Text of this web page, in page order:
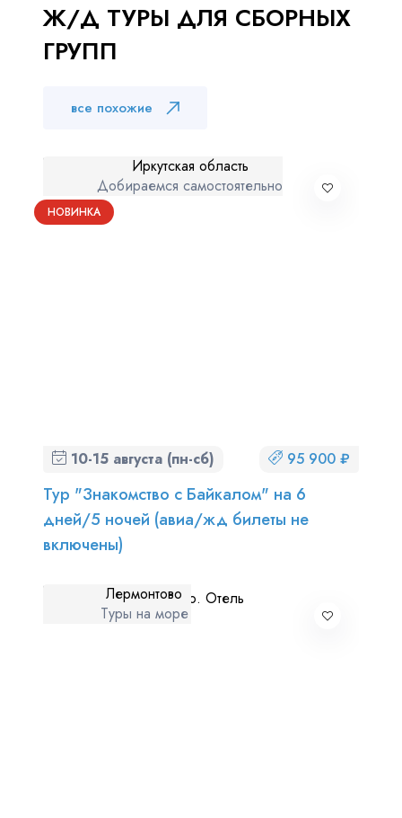
Ж/Д ТУРЫ ДЛЯ СБОРНЫХ
ГРУПП
все похожие
НОВИНКА
Иркутская область
Добираемся самостоятельно
10-15 августа (пн-сб) 95 900 ₽
Тур "Знакомство с Байкалом" на 6
дней/5 ночей (авиа/жд билеты не
включены)
Лермонтово
Туры на море